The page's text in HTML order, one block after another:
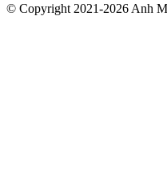
© Copyright 2021-2026 Anh